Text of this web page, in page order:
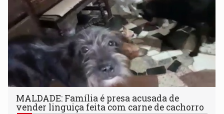
MALDADE: Família é presa acusada de
vender linguiça feita com carne de cachorro